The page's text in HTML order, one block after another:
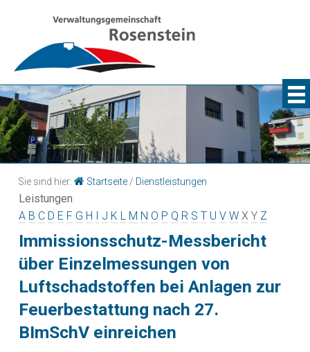
Sie sind hier: Startseite / Dienstleistungen
Leistungen
A B C D E F G H I J K L M N O P Q R S T U V W X Y Z
Immissionsschutz-Messbericht
über Einzelmessungen von
Luftschadstoffen bei Anlagen zur
Feuerbestattung nach 27.
BImSchV einreichen